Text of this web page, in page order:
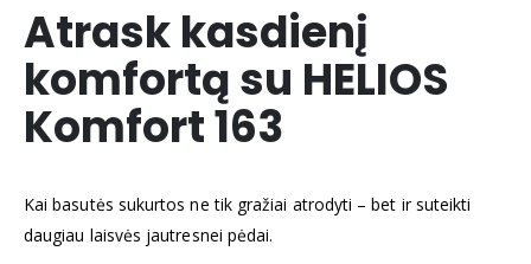
Atrask kasdienį
komfortą su HELIOS
Komfort 163
Kai basutės sukurtos ne tik gražiai atrodyti – bet ir suteikti
daugiau laisvės jautresnei pėdai.